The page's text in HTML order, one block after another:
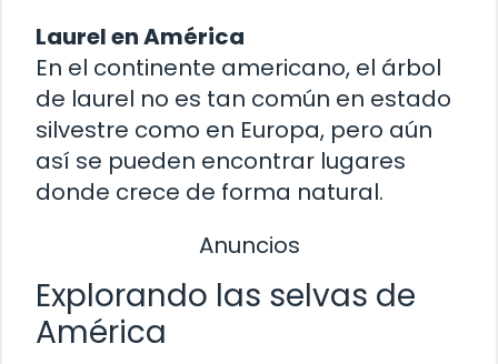
Laurel en América
En el continente americano, el árbol
de laurel no es tan común en estado
silvestre como en Europa, pero aún
así se pueden encontrar lugares
donde crece de forma natural.
Anuncios
Explorando las selvas de
América